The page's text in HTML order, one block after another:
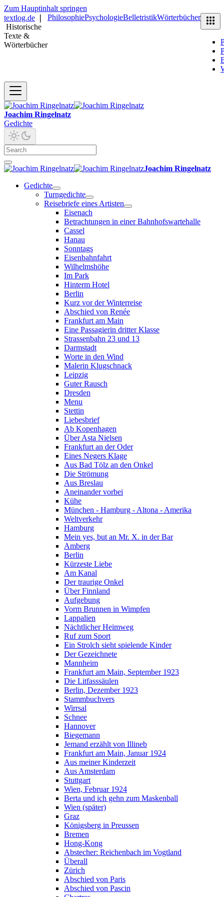
Zum Hauptinhalt springen
textlog.de
Historische
Texte &
Wörterbücher
PhilosophiePsychologieBelletristikWörterbücher
Joachim Ringelnatz
Gedichte
Joachim Ringelnatz
Gedichte
Turngedichte
Reisebriefe eines Artisten
Eisenach
Betrachtungen in einer Bahnhofswartehalle
Cassel
Hanau
Sonntags
Eisenbahnfahrt
Wilhelmshöhe
Im Park
Hinterm Hotel
Berlin
Kurz vor der Winterreise
Abschied von Renée
Frankfurt am Main
Eine Passagierin dritter Klasse
Strassenbahn 23 und 13
Darmstadt
Worte in den Wind
Malerin Klugschnack
Leipzig
Guter Rausch
Dresden
Menu
Stettin
Liebesbrief
Ab Kopenhagen
Über Asta Nielsen
Frankfurt an der Oder
Eines Negers Klage
Aus Bad Tölz an den Onkel
Die Strömung
Aus Breslau
Aneinander vorbei
Kühe
München - Hamburg - Altona - Amerika
Weltverkehr
Hamburg
Mein yes, but an Mr. X. in der Bar
Amberg
Berlin
Kürzeste Liebe
Am Kanal
Der traurige Onkel
Über Finnland
Aufgebung
Vorm Brunnen in Wimpfen
Lappalien
Nächtlicher Heimweg
Ruf zum Sport
Ein Strolch sieht spielende Kinder
Der Gezeichnete
Mannheim
Frankfurt am Main, September 1923
Die Litfasssäulen
Berlin, Dezember 1923
Stammbuchvers
Wirrsal
Schnee
Hannover
Biegemann
Jemand erzählt von Illineb
Frankfurt am Main, Januar 1924
Aus meiner Kinderzeit
Aus Amsterdam
Stuttgart
Wien, Februar 1924
Berta und ich gehn zum Maskenball
Wien (später)
Graz
Königsberg in Preussen
Bremen
Hong-Kong
Abstecher: Reichenbach im Vogtland
Überall
Zürich
Abschied von Paris
Abschied von Pascin